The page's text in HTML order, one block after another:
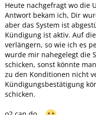
Heute nachgefragt wo die
Antwort bekam ich, Dir
aber das System ist
Kündigung ist aktiv. Auf
verlängern, so wie ich es
wurde mir nahegelegt die
schicken, sonst könnte
zu den Konditionen nicht
Kündigungsbestätigung
schicken.